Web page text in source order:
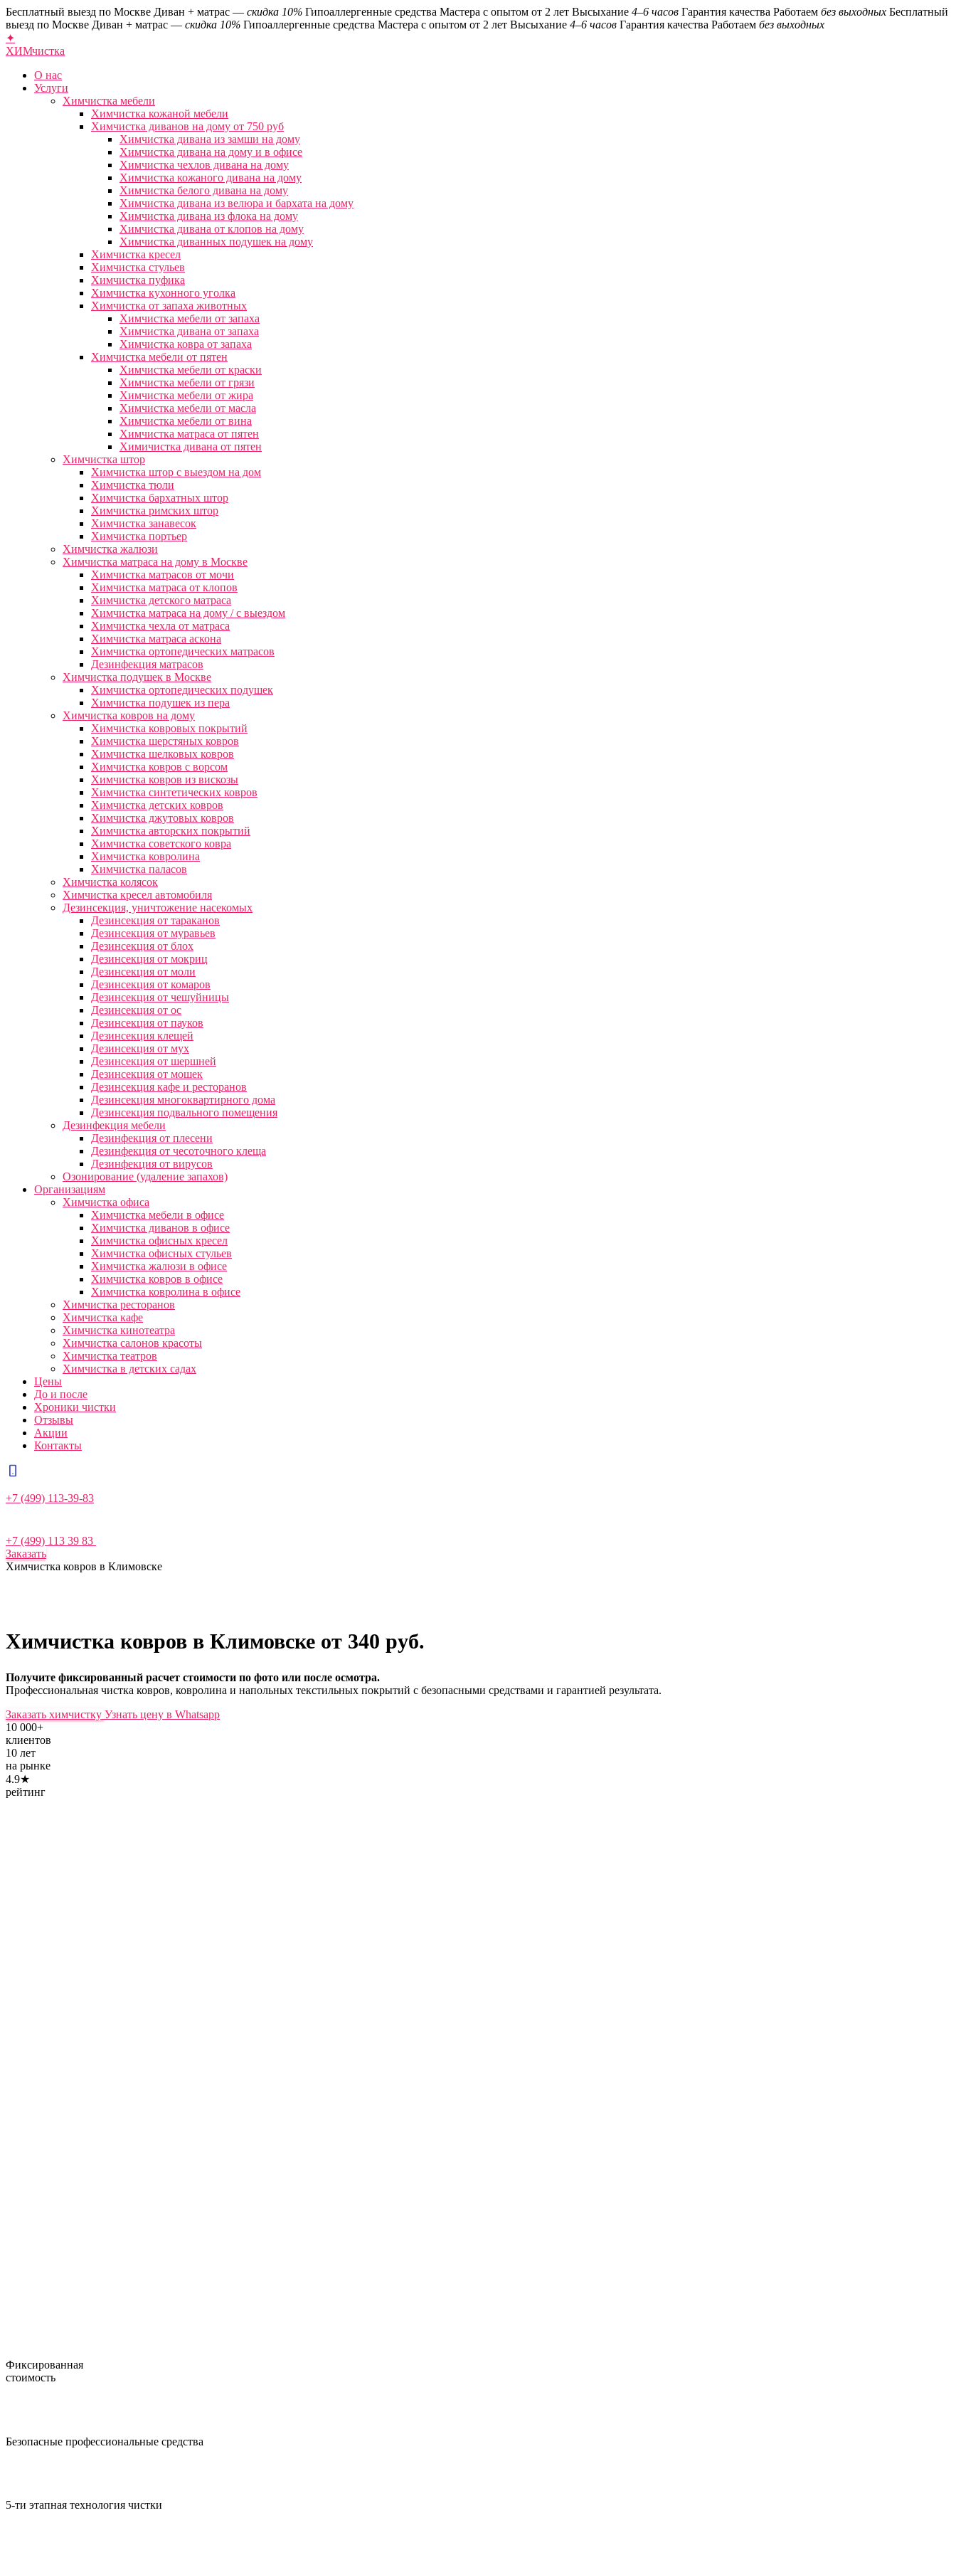
Бесплатный выезд по Москве Диван + матрас — скидка 10% Гипоаллергенные средства Мастера с опытом от 2 лет Высыхание 4–6 часов Гарантия качества Работаем без выходных Бесплатный
выезд по Москве Диван + матрас — скидка 10% Гипоаллергенные средства Мастера с опытом от 2 лет Высыхание 4–6 часов Гарантия качества Работаем без выходных
✦
ХИМчистка
О нас
Услуги
Химчистка мебели
Химчистка кожаной мебели
Химчистка диванов на дому от 750 руб
Химчистка дивана из замши на дому
Химчистка дивана на дому и в офисе
Химчистка чехлов дивана на дому
Химчистка кожаного дивана на дому
Химчистка белого дивана на дому
Химчистка дивана из велюра и бархата на дому
Химчистка дивана из флока на дому
Химчистка дивана от клопов на дому
Химчистка диванных подушек на дому
Химчистка кресел
Химчистка стульев
Химчистка пуфика
Химчистка кухонного уголка
Химчистка от запаха животных
Химчистка мебели от запаха
Химчистка дивана от запаха
Химчистка ковра от запаха
Химчистка мебели от пятен
Химчистка мебели от краски
Химчистка мебели от грязи
Химчистка мебели от жира
Химчистка мебели от масла
Химчистка мебели от вина
Химчистка матраса от пятен
Химичистка дивана от пятен
Химчистка штор
Химчистка штор с выездом на дом
Химчистка тюли
Химчистка бархатных штор
Химчистка римских штор
Химчистка занавесок
Химчистка портьер
Химчистка жалюзи
Химчистка матраса на дому в Москве
Химчистка матрасов от мочи
Химчистка матраса от клопов
Химчистка детского матраса
Химчистка матраса на дому / с выездом
Химчистка чехла от матраса
Химчистка матраса аскона
Химчистка ортопедических матрасов
Дезинфекция матрасов
Химчистка подушек в Москве
Химчистка ортопедических подушек
Химчистка подушек из пера
Химчистка ковров на дому
Химчистка ковровых покрытий
Химчистка шерстяных ковров
Химчистка шелковых ковров
Химчистка ковров с ворсом
Химчистка ковров из вискозы
Химчистка синтетических ковров
Химчистка детских ковров
Химчистка джутовых ковров
Химчистка авторских покрытий
Химчистка советского ковра
Химчистка ковролина
Химчистка паласов
Химчистка колясок
Химчистка кресел автомобиля
Дезинсекция, уничтожение насекомых
Дезинсекция от тараканов
Дезинсекция от муравьев
Дезинсекция от блох
Дезинсекция от мокриц
Дезинсекция от моли
Дезинсекция от комаров
Дезинсекция от чешуйницы
Дезинсекция от ос
Дезинсекция от пауков
Дезинсекция клещей
Дезинсекция от мух
Дезинсекция от шершней
Дезинсекция от мошек
Дезинсекция кафе и ресторанов
Дезинсекция многоквартирного дома
Дезинсекция подвального помещения
Дезинфекция мебели
Дезинфекция от плесени
Дезинфекция от чесоточного клеща
Дезинфекция от вирусов
Озонирование (удаление запахов)
Организациям
Химчистка офиса
Химчистка мебели в офисе
Химчистка диванов в офисе
Химчистка офисных кресел
Химчистка офисных стульев
Химчистка жалюзи в офисе
Химчистка ковров в офисе
Химчистка ковролина в офисе
Химчистка ресторанов
Химчистка кафе
Химчистка кинотеатра
Химчистка салонов красоты
Химчистка театров
Химчистка в детских садах
Цены
До и после
Хроники чистки
Отзывы
Акции
Контакты
+7 (499) 113-39-83
+7 (499) 113 39 83
Заказать
Химчистка ковров в Климовске
Химчистка ковров в Климовске от 340 руб.
Получите фиксированный расчет стоимости по фото или после осмотра.
Профессиональная чистка ковров, ковролина и напольных текстильных покрытий с безопасными средствами и гарантией результата.
Заказать химчистку Узнать цену в Whatsapp
10 000+
клиентов
10 лет
на рынке
4.9★
рейтинг
Фиксированная
стоимость
Безопасные профессиональные средства
5-ти этапная технология чистки